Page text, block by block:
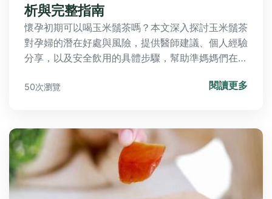
析與完整指南
懷孕初期可以喝玉米鬚茶嗎？本文深入探討玉米鬚茶
對孕婦的潛在好處與風險，提供醫師建議、個人經驗
分享，以及安全飲用的具體步驟，幫助準媽媽們在孕
50次瀏覽 閱讀更多